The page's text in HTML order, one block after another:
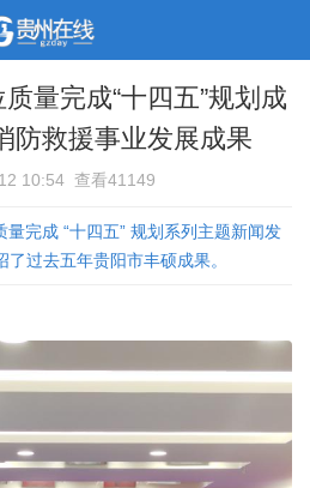
量完成“十四五”规划成
救援事业发展成果
10:54 查看41149
完成 “十四五” 规划系列主题新闻发
过去五年贵阳市丰硕成果。